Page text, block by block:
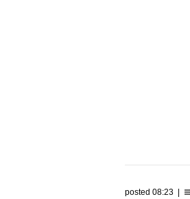
posted 08:23 |